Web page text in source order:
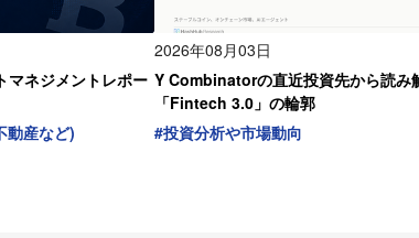
マネジメントレポー
動産など)
2026年08月03日
Y Combinatorの直近投資先から読み
「Fintech 3.0」の輪郭
#投資分析や市場動向